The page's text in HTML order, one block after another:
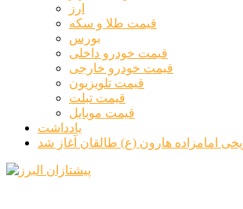
ارز
قیمت طلا و سکه
بورس
قیمت خودرو داخلی
قیمت خودرو خارجی
قیمت تلویزیون
قیمت تبلت
قیمت موبایل
یادداشت
امامزاده هارون (ع) طالقان آغاز شد